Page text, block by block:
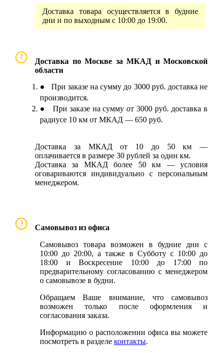
Доставка товара осуществляется в будние
дни и по выходным с 10:00 до 19:00.
2
Доставка по Москве за МКАД и Московской
области
● При заказе на сумму до 3000 руб. доставка не
производится.
● При заказе на сумму от 3000 руб. доставка в
радиусе 10 км от МКАД — 650 руб.
Доставка за МКАД от 10 до 50 км —
оплачивается в размере 30 рублей за один км.
Доставка за МКАД более 50 км — условия
оговариваются индивидуально с персональным
менеджером.
3
Самовывоз из офиса
Самовывоз товара возможен в будние дни с
10:00 до 20:00, а также в Субботу с 10:00 до
18:00 и Воскресение 10:00 до 17:00 по
предварительному согласованию с менеджером
о самовывозе в будни.
Обращаем Ваше внимание, что самовывоз
возможен только после оформления и
согласования заказа.
Информацию о расположении офиса вы можете
посмотреть в разделе контакты.